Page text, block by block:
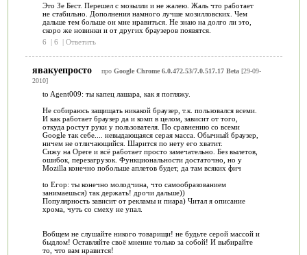
Это Зе Бест. Перешел с мозылли и не жалею. Жаль что работает
не стабильно. Дополнения намного лучше мозилловских. Чем
дальше тем больше он мне нравиться. Не знаю на долго ли это,
скоро же новинки и от других браузеров появятся.
6
| 6 | Ответить
явакуепросто про Google Chrome 6.0.472.53/7.0.517.17 Beta[29-09-
2010]
to Agent009: ты капец лашара, как я погляжу.
Не собираюсь защищать никакой браузер, т.к. пользовался всеми.
И как работает браузер да и комп в целом, зависит от того,
откуда ростут руки у пользователя. По сравнению со всеми
Google так себе.... невыдающаяся серая масса. Обычный браузер,
ничем не отличающийся. Шарится по нету его хватит.
Сижу на Opere и всё работает просто замечательно. Без вылетов,
ошибок, перезагрузок. Функциональности достаточно, но у
Mozilla конечно побольше аплетов будет, да там всяких фич
to Егор: ты конечно молодчина, что самообразованием
занимаешься) так держать! дрочи дальше))
Популярность зависит от рекламы и пиара) Читал я описание
хрома, чуть со смеху не упал.
Вобщем не слушайте никого товарищи! не будьте серой массой и
быдлом! Оставляйте своё мнение только за собой! И выбирайте
то, что вам нравится!